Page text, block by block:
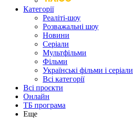
Категорії
Реаліті-шоу
Розважальні шоу
Новини
Серіали
Мультфільми
Фільми
Українські фільми і серіали
Всі категорії
Всі проєкти
Онлайн
ТБ програма
Еще